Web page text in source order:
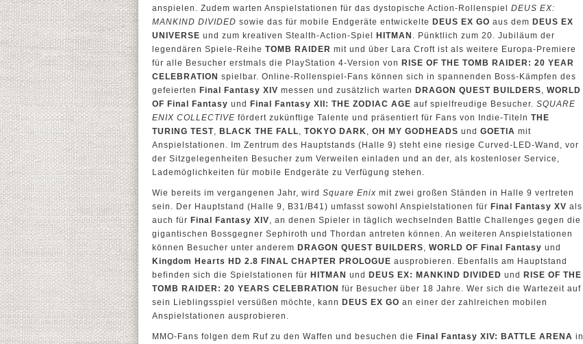
anspielen. Zudem warten Anspielstationen für das dystopische Action-Rollenspiel DEUS EX:
MANKIND DIVIDED sowie das für mobile Endgeräte entwickelte DEUS EX GO aus dem DEUS EX
UNIVERSE und zum kreativen Stealth-Action-Spiel HITMAN . Pünktlich zum 20. Jubiläum der
legendären Spiele-Reihe TOMB RAIDER mit und über Lara Croft ist als weitere Europa-Premiere
für alle Besucher erstmals die PlayStation 4-Version von RISE OF THE TOMB RAIDER: 20 YEAR
CELEBRATION spielbar. Online-Rollenspiel-Fans können sich in spannenden Boss-Kämpfen des
gefeierten Final Fantasy XIV messen und zusätzlich warten DRAGON QUEST BUILDERS, WORLD
OF Final Fantasy und Final Fantasy XII: THE ZODIAC AGE auf spielfreudige Besucher. SQUARE
ENIX COLLECTIVE fördert zukünftige Talente und präsentiert für Fans von Indie-Titeln THE
TURING TEST, BLACK THE FALL, TOKYO DARK, OH MY GODHEADS und GOETIA mit
Anspielstationen. Im Zentrum des Hauptstands (Halle 9) steht eine riesige Curved-LED-Wand, vor
der Sitzgelegenheiten Besucher zum Verweilen einladen und an der, als kostenloser Service,
Lademöglichkeiten für mobile Endgeräte zu Verfügung stehen.
Wie bereits im vergangenen Jahr, wird Square Enix mit zwei großen Ständen in Halle 9 vertreten
sein. Der Hauptstand (Halle 9, B31/B41) umfasst sowohl Anspielstationen für Final Fantasy XV als
auch für Final Fantasy XIV, an denen Spieler in täglich wechselnden Battle Challenges gegen die
gigantischen Bossgegner Sephiroth und Thordan antreten können. An weiteren Anspielstationen
können Besucher unter anderem DRAGON QUEST BUILDERS, WORLD OF Final Fantasy und
Kingdom Hearts HD 2.8 FINAL CHAPTER PROLOGUE ausprobieren. Ebenfalls am Hauptstand
befinden sich die Spielstationen für HITMAN und DEUS EX: MANKIND DIVIDED und
RISE OF THE
TOMB RAIDER: 20 YEARS CELEBRATION für Besucher über 18 Jahre. Wer sich die Wartezeit auf
sein Lieblingsspiel versüßen möchte, kann DEUS EX GO an einer der zahlreichen mobilen
Anspielstationen ausprobieren.
MMO-Fans folgen dem Ruf zu den Waffen und besuchen die Final Fantasy XIV: BATTLE ARENA in